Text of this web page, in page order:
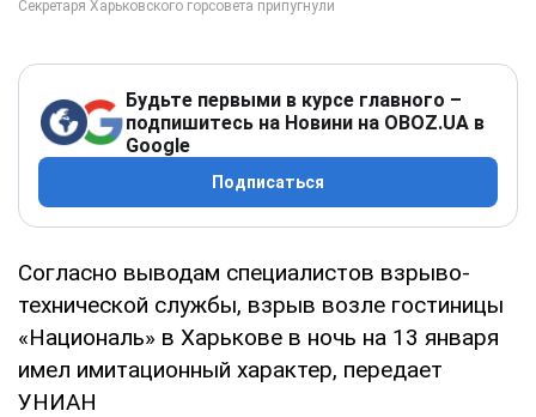
Будьте первыми в курсе главного –
подпишитесь на Новини на OBOZ.UA в
Google
Подписаться
Согласно выводам специалистов взрыво-
технической службы, взрыв возле гостиницы
«Националь» в Харькове в ночь на 13 января
имел имитационный характер, передает
УНИАН